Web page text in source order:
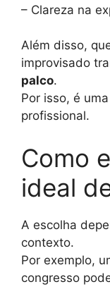
– Clareza na
Além disso,
improvisado
palco.
Por isso, é
profissional.
Como
ideal
A escolha
contexto.
Por exemplo,
congresso